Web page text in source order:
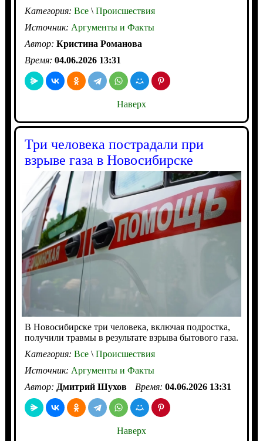
Категория: Все\Происшествия
Источник: Аргументы и Факты
Автор: Кристина Романова
Время: 04.06.2026 13:31
Наверх
Три человека пострадали при
взрыве газа в Новосибирске
В Новосибирске три человека, включая подростка,
получили травмы в результате взрыва бытового газа.
Категория: Все\Происшествия
Источник: Аргументы и Факты
Автор: Дмитрий Шухов Время: 04.06.2026 13:31
Наверх